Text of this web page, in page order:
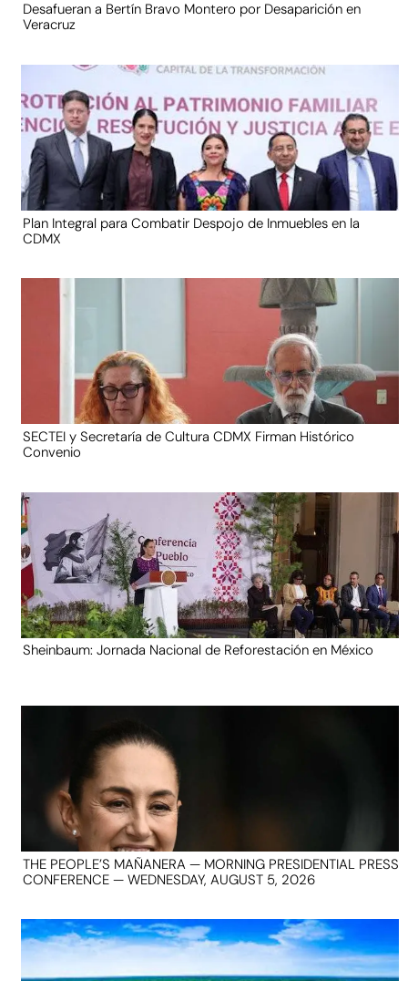
Desafueran a Bertín Bravo Montero por Desaparición en
Veracruz
Plan Integral para Combatir Despojo de Inmuebles en la
CDMX
SECTEI y Secretaría de Cultura CDMX Firman Histórico
Convenio
Sheinbaum: Jornada Nacional de Reforestación en México
THE PEOPLE’S MAÑANERA — MORNING PRESIDENTIAL PRESS
CONFERENCE — WEDNESDAY, AUGUST 5, 2026